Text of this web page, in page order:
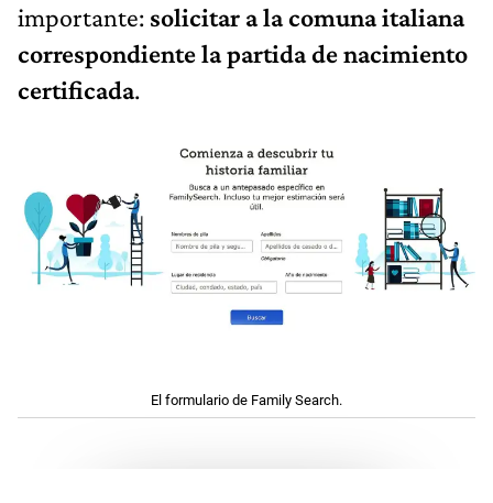
importante: solicitar a la comuna italiana
correspondiente la partida de nacimiento
certificada.
El formulario de Family Search.